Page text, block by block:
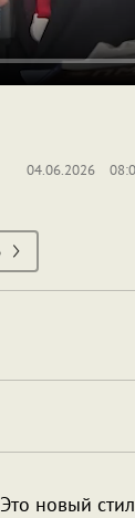
04.06.2026
новый